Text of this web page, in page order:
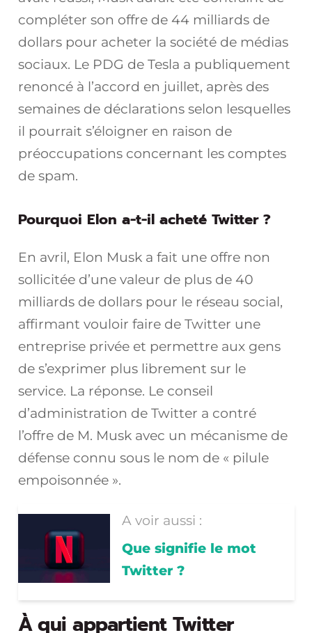
compléter son offre de 44 milliards de
dollars pour acheter la société de médias
sociaux. Le PDG de Tesla a publiquement
renoncé à l’accord en juillet, après des
semaines de déclarations selon lesquelles
il pourrait s’éloigner en raison de
préoccupations concernant les comptes
de spam.
Pourquoi Elon a-t-il acheté Twitter ?
En avril, Elon Musk a fait une offre non
sollicitée d’une valeur de plus de 40
milliards de dollars pour le réseau social,
affirmant vouloir faire de Twitter une
entreprise privée et permettre aux gens
de s’exprimer plus librement sur le
service. La réponse. Le conseil
d’administration de Twitter a contré
l’offre de M. Musk avec un mécanisme de
défense connu sous le nom de « pilule
empoisonnée ».
A voir aussi :
Que signifie le mot
Twitter ?
À qui appartient Twitter